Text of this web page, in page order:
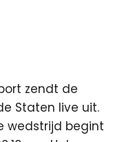
zendt de
Staten live uit.
wedstrijd begint